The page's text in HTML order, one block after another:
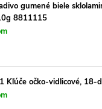
gumené biele
8811115
Kľúče očko-vidlicové, 18-